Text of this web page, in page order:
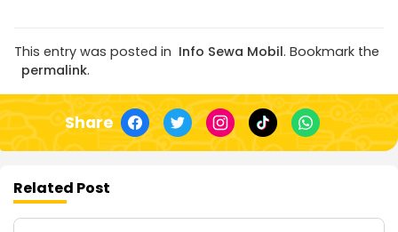
This entry was posted in Info Sewa Mobil. Bookmark the
permalink.
Share
Related Post